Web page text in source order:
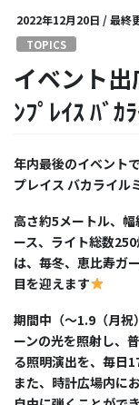
2022年12月20日 / 最終
TOPICS
イベント出
ﾝﾌﾟﾚｲｽ ﾊﾞｶ
年内最後のイベント
プレイス バカライル
高さ約5メートル、幅
ース、ライト総数250
は、毎冬、恵比寿ガ
目を迎えます
期間中（〜1.9 （月
ーンの光を照射し、
る照明演出を、毎日
また、時計広場内に